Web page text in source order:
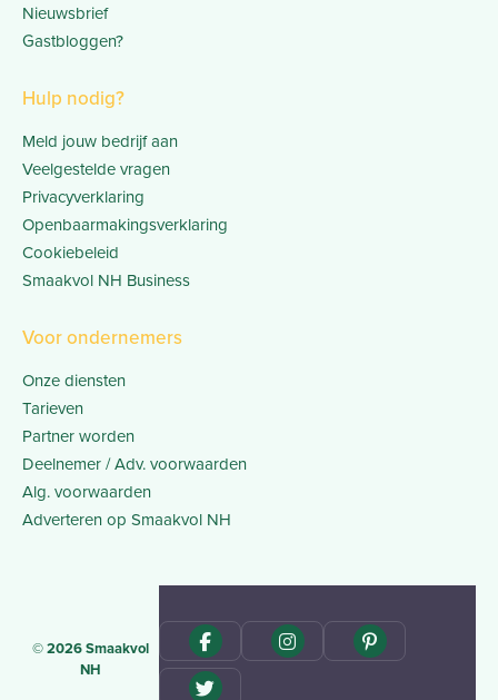
Nieuwsbrief
Gastbloggen?
Hulp nodig?
Meld jouw bedrijf aan
Veelgestelde vragen
Privacyverklaring
Openbaarmakingsverklaring
Cookiebeleid
Smaakvol NH Business
Voor ondernemers
Onze diensten
Tarieven
Partner worden
Deelnemer / Adv. voorwaarden
Alg. voorwaarden
Adverteren op Smaakvol NH
© 2026 Smaakvol
NH